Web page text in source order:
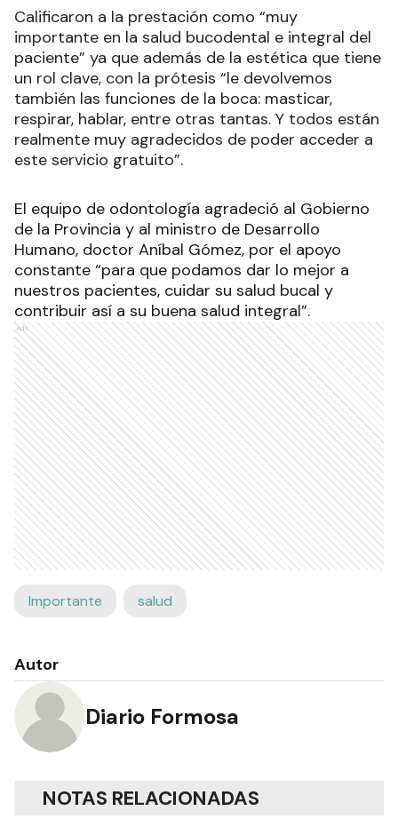
Calificaron a la prestación como “muy
importante en la salud bucodental e integral del
paciente” ya que además de la estética que tiene
un rol clave, con la prótesis “le devolvemos
también las funciones de la boca: masticar,
respirar, hablar, entre otras tantas. Y todos están
realmente muy agradecidos de poder acceder a
este servicio gratuito”.
El equipo de odontología agradeció al Gobierno
de la Provincia y al ministro de Desarrollo
Humano, doctor Aníbal Gómez, por el apoyo
constante “para que podamos dar lo mejor a
nuestros pacientes, cuidar su salud bucal y
contribuir así a su buena salud integral”.
Ads
Importante salud
Autor
Diario Formosa
NOTAS RELACIONADAS